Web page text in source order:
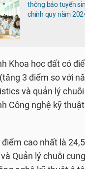
thông báo tuyển
chính quy năm
Khoa học đất có
3 điểm so với
và quản lý
Công nghệ kỹ
cao nhất là
Quản lý chuỗi